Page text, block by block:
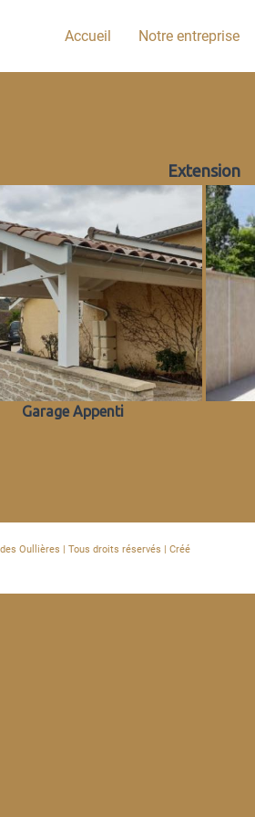
Accueil Notre entreprise
Extension
Garage Appenti
Oullières | Tous droits réservés | Créé